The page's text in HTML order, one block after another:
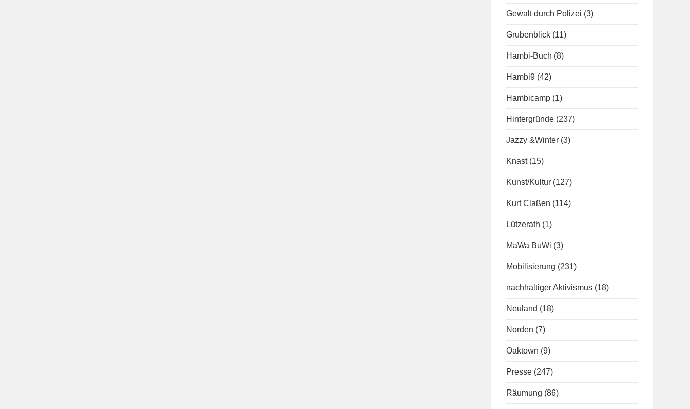
Gewalt durch Polizei (3)
Grubenblick (11)
Hambi-Buch (8)
Hambi9 (42)
Hambicamp (1)
Hintergründe (237)
Jazzy &Winter (3)
Knast (15)
Kunst/Kultur (127)
Kurt Claßen (114)
Lützerath (1)
MaWa BuWi (3)
Mobilisierung (231)
nachhaltiger Aktivismus (18)
Neuland (18)
Norden (7)
Oaktown (9)
Presse (247)
Räumung (86)